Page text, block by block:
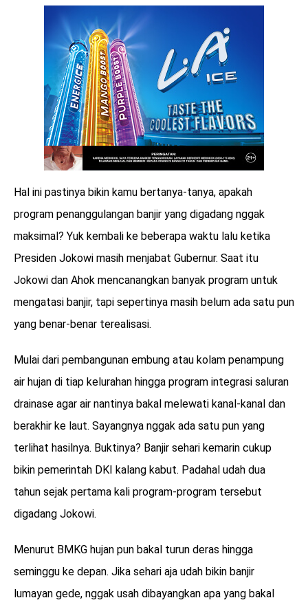
Hal ini pastinya bikin kamu bertanya-tanya, apakah
program penanggulangan banjir yang digadang nggak
maksimal? Yuk kembali ke beberapa waktu lalu ketika
Presiden Jokowi masih menjabat Gubernur. Saat itu
Jokowi dan Ahok mencanangkan banyak program untuk
mengatasi banjir, tapi sepertinya masih belum ada satu pun
yang benar-benar terealisasi.
Mulai dari pembangunan embung atau kolam penampung
air hujan di tiap kelurahan hingga program integrasi saluran
drainase agar air nantinya bakal melewati kanal-kanal dan
berakhir ke laut. Sayangnya nggak ada satu pun yang
terlihat hasilnya. Buktinya? Banjir sehari kemarin cukup
bikin pemerintah DKI kalang kabut. Padahal udah dua
tahun sejak pertama kali program-program tersebut
digadang Jokowi.
Menurut BMKG hujan pun bakal turun deras hingga
seminggu ke depan. Jika sehari aja udah bikin banjir
lumayan gede, nggak usah dibayangkan apa yang bakal